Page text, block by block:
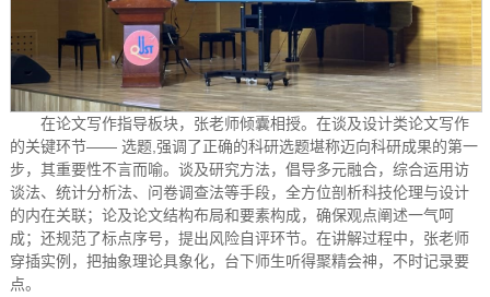
在论文写作指导板块，张老师倾囊相授。在谈及设计类论文写作
的关键环节—— 选题,强调了正确的科研选题堪称迈向科研成果的第一
步，其重要性不言而喻。谈及研究方法，倡导多元融合，综合运用访
谈法、统计分析法、问卷调查法等手段，全方位剖析科技伦理与设计
的内在关联；论及论文结构布局和要素构成，确保观点阐述一气呵
成；还规范了标点序号，提出风险自评环节。在讲解过程中，张老师
穿插实例，把抽象理论具象化，台下师生听得聚精会神，不时记录要
点。